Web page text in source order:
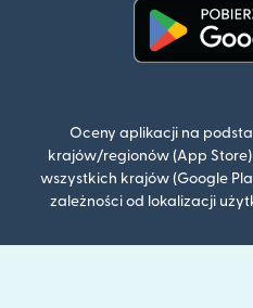
Oceny aplikacji na
krajów/regionów (App
wszystkich krajów (Google
zależności od lokalizacji